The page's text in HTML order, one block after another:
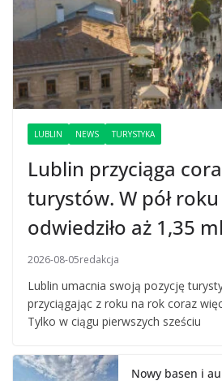
LUBLIN NEWS TURYSTYKA
Lublin przyciąga
turystów. W pół roku
odwiedziło aż 1,35
2026-08-05redakcja
Lublin umacnia swoją pozycję
przyciągając z roku na rok coraz
Tylko w ciągu pierwszych sześciu
Nowy basen i